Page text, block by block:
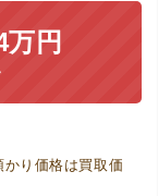
万円
り価格は買取価